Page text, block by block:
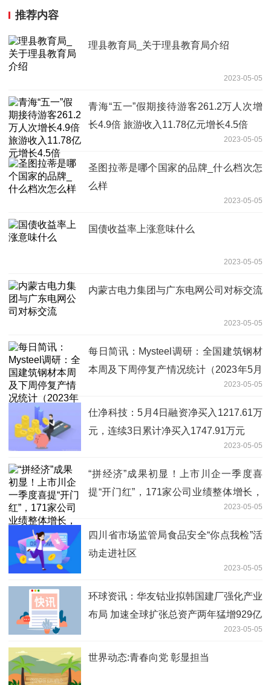
推荐内容
理县教育局_关于理县教育局介绍
2023-05-05
青海“五一”假期接待游客261.2万人次增
长4.9倍 旅游收入11.78亿元增长4.5倍
2023-05-05
圣图拉蒂是哪个国家的品牌_什么档次怎
么样
2023-05-05
国债收益率上涨意味什么
2023-05-05
内蒙古电力集团与广东电网公司对标交流
2023-05-05
每日简讯：Mysteel调研：全国建筑钢材
本周及下周停复产情况统计（2023年5月
2023-05-05
仕净科技：5月4日融资净买入1217.61万
元，连续3日累计净买入1747.91万元
2023-05-05
“拼经济”成果初显！上市川企一季度喜
提“开门红”，171家公司业绩整体增长，
2023-05-05
四川省市场监管局食品安全“你点我检”活
动走进社区
2023-05-05
环球资讯：华友钴业拟韩国建厂强化产业
布局 加速全球扩张总资产两年猛增929亿
2023-05-05
世界动态:青春向党 彰显担当